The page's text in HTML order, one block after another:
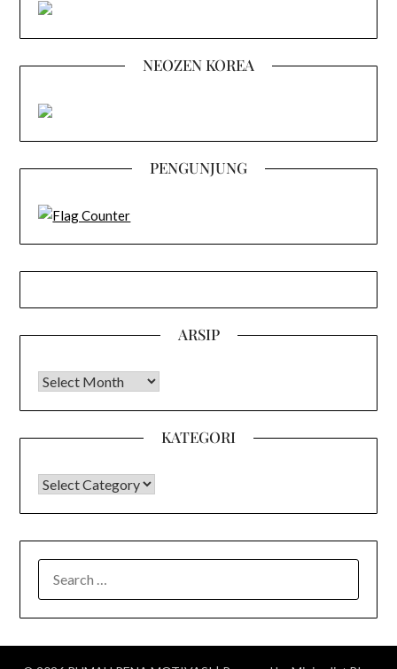
NEOZEN KOREA
PENGUNJUNG
ARSIP
Arsip
KATEGORI
KATEGORI
FOR: